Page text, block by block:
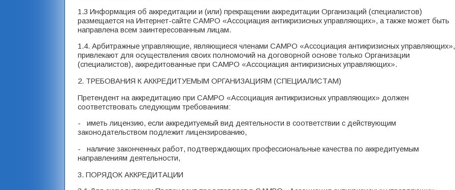
1.3 Информация об аккредитации и (или) прекращении аккредитации Организаций (специалистов)
размещается на Интернет-сайте САМРО «Ассоциация антикризисных управляющих», а также может быть
направлена всем заинтересованным лицам.
1.4. Арбитражные управляющие, являющиеся членами САМРО «Ассоциация антикризисных управляющих»,
привлекают для осуществления своих полномочий на договорной основе только Организации
(специалистов), аккредитованные при САМРО «Ассоциация антикризисных управляющих».
2. ТРЕБОВАНИЯ К АККРЕДИТУЕМЫМ ОРГАНИЗАЦИЯМ (СПЕЦИАЛИСТАМ)
Претендент на аккредитацию при САМРО «Ассоциация антикризисных управляющих» должен
соответствовать следующим требованиям:
- иметь лицензию, если аккредитуемый вид деятельности в соответствии с действующим
законодательством подлежит лицензированию,
- наличие законченных работ, подтверждающих профессиональные качества по аккредитуемым
направлениям деятельности,
3. ПОРЯДОК АККРЕДИТАЦИИ